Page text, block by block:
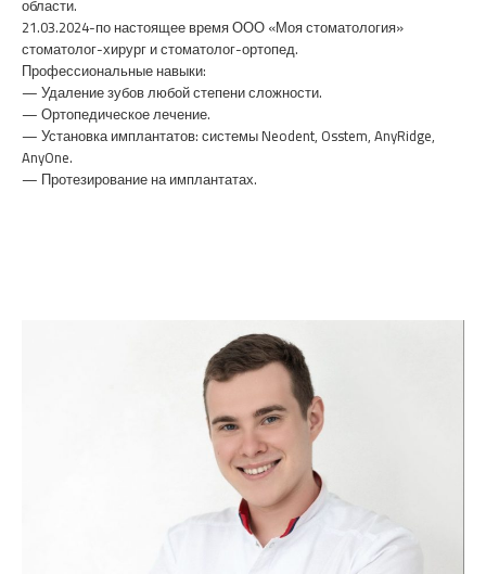
21.03.2024-по настоящее время ООО «Моя стоматология»
стоматолог-хирург и стоматолог-ортопед.
Профессиональные навыки:
— Удаление зубов любой степени сложности.
— Ортопедическое лечение.
— Установка имплантатов: системы Neodent, Osstem, AnyRidge,
AnyOne.
— Протезирование на имплантатах.